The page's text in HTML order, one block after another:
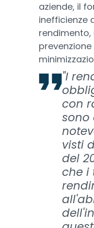
aziende, il
inefficienze
"I
con
sono
visti
del
che i